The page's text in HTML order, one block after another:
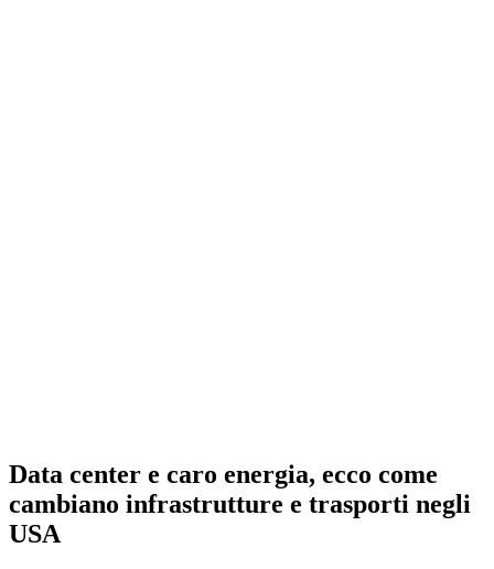
Data center e caro energia, ecco come
cambiano infrastrutture e trasporti negli
USA